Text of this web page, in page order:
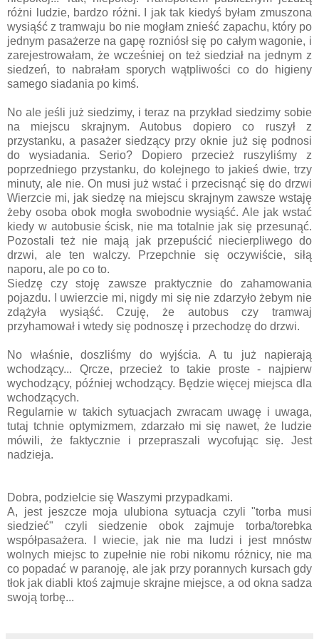
różni ludzie, bardzo różni. I jak tak kiedyś byłam zmuszona
wysiąść z tramwaju bo nie mogłam znieść zapachu, który po
jednym pasażerze na gapę rozniósł się po całym wagonie, i
zarejestrowałam, że wcześniej on też siedział na jednym z
siedzeń, to nabrałam sporych wątpliwości co do higieny
samego siadania po kimś.
No ale jeśli już siedzimy, i teraz na przykład siedzimy sobie
na miejscu skrajnym. Autobus dopiero co ruszył z
przystanku, a pasażer siedzący przy oknie już się podnosi
do wysiadania. Serio? Dopiero przecież ruszyliśmy z
poprzedniego przystanku, do kolejnego to jakieś dwie, trzy
minuty, ale nie. On musi już wstać i przecisnąć się do drzwi
Wierzcie mi, jak siedzę na miejscu skrajnym zawsze wstaję
żeby osoba obok mogła swobodnie wysiąść. Ale jak wstać
kiedy w autobusie ścisk, nie ma totalnie jak się przesunąć.
Pozostali też nie mają jak przepuścić niecierpliwego do
drzwi, ale ten walczy. Przepchnie się oczywiście, siłą
naporu, ale po co to.
Siedzę czy stoję zawsze praktycznie do zahamowania
pojazdu. I uwierzcie mi, nigdy mi się nie zdarzyło żebym nie
zdążyła wysiąść. Czuję, że autobus czy tramwaj
przyhamował i wtedy się podnoszę i przechodzę do drzwi.
No właśnie, doszliśmy do wyjścia. A tu już napierają
wchodzący... Qrcze, przecież to takie proste - najpierw
wychodzący, później wchodzący. Będzie więcej miejsca dla
wchodzących.
Regularnie w takich sytuacjach zwracam uwagę i uwaga,
tutaj tchnie optymizmem, zdarzało mi się nawet, że ludzie
mówili, że faktycznie i przepraszali wycofując się. Jest
nadzieja.
Dobra, podzielcie się Waszymi przypadkami.
A, jest jeszcze moja ulubiona sytuacja czyli "torba musi
siedzieć" czyli siedzenie obok zajmuje torba/torebka
współpasażera. I wiecie, jak nie ma ludzi i jest mnóstw
wolnych miejsc to zupełnie nie robi nikomu różnicy, nie ma
co popadać w paranoję, ale jak przy porannych kursach gdy
tłok jak diabli ktoś zajmuje skrajne miejsce, a od okna sadza
swoją torbę...